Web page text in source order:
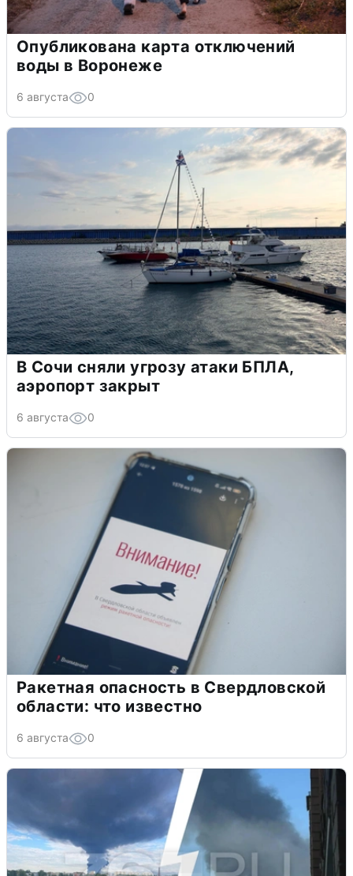
Опубликована карта отключений
воды в Воронеже
6 августа 0
В Сочи сняли угрозу атаки БПЛА,
аэропорт закрыт
6 августа 0
Ракетная опасность в Свердловской
области: что известно
6 августа 0